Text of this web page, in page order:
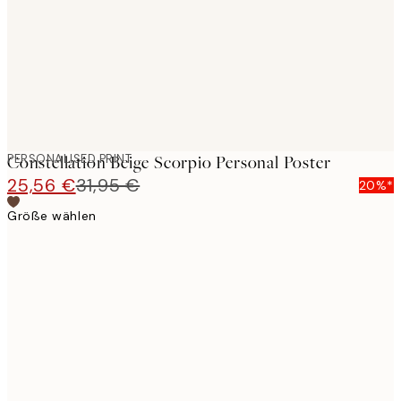
PERSONALISED PRINT
Constellation Beige Scorpio Personal Poster
25,56 €31,95 €
20%*
Größe wählen